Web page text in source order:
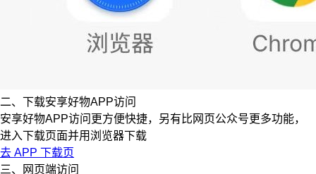
二、下载安享好物APP访问
安享好物APP访问更方便快捷，另有比网页公众号更多功能，
进入下载页面并用浏览器下载
去 APP 下载页
三、网页端访问